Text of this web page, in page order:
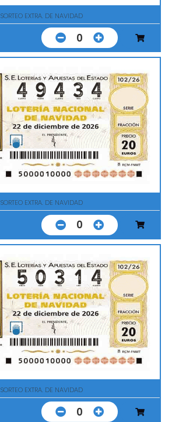
SORTEO EXTRA. DE NAVIDAD
0
SORTEO EXTRA. DE NAVIDAD
0
SORTEO EXTRA. DE NAVIDAD
0